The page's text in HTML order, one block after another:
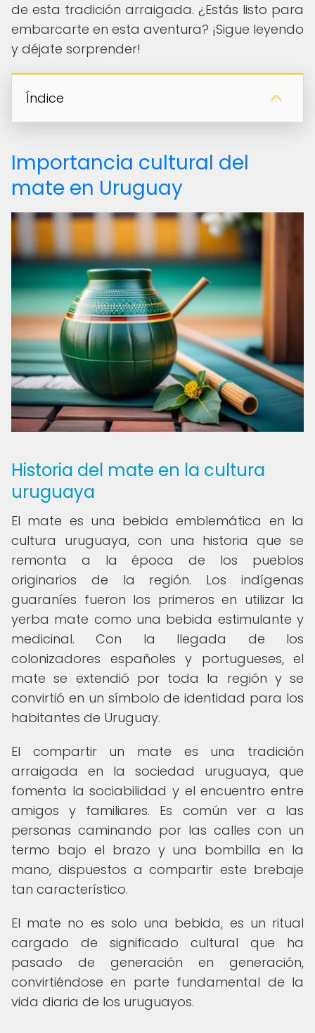
de esta tradición arraigada. ¿Estás listo para
embarcarte en esta aventura? ¡Sigue leyendo
y déjate sorprender!
Índice
Importancia cultural del
mate en Uruguay
Historia del mate en la cultura
uruguaya
El mate es una bebida emblemática en la
cultura uruguaya, con una historia que se
remonta a la época de los pueblos
originarios de la región. Los indígenas
guaraníes fueron los primeros en utilizar la
yerba mate como una bebida estimulante y
medicinal. Con la llegada de los
colonizadores españoles y portugueses, el
mate se extendió por toda la región y se
convirtió en un símbolo de identidad para los
habitantes de Uruguay.
El compartir un mate es una tradición
arraigada en la sociedad uruguaya, que
fomenta la sociabilidad y el encuentro entre
amigos y familiares. Es común ver a las
personas caminando por las calles con un
termo bajo el brazo y una bombilla en la
mano, dispuestos a compartir este brebaje
tan característico.
El mate no es solo una bebida, es un ritual
cargado de significado cultural que ha
pasado de generación en generación,
convirtiéndose en parte fundamental de la
vida diaria de los uruguayos.